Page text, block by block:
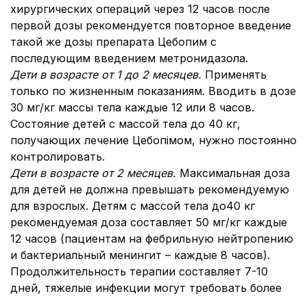
хирургических операций через 12 часов после
первой дозы рекомендуется повторное введение
такой же дозы препарата Цебопим с
последующим введением метронидазола.
Дети в возрасте от 1 до 2 месяцев. Применять
только по жизненным показаниям. Вводить в дозе
30 мг/кг массы тела каждые 12 или 8 часов.
Состояние детей с массой тела до 40 кг,
получающих лечение Цебопімом, нужно постоянно
контролировать.
Дети в возрасте от 2 месяцев. Максимальная доза
для детей не должна превышать рекомендуемую
для взрослых. Детям с массой тела до40 кг
рекомендуемая доза составляет 50 мг/кг каждые
12 часов (пациентам на фебрильную нейтропению
и бактериальный менингит – каждые 8 часов).
Продолжительность терапии составляет 7-10
дней, тяжелые инфекции могут требовать более